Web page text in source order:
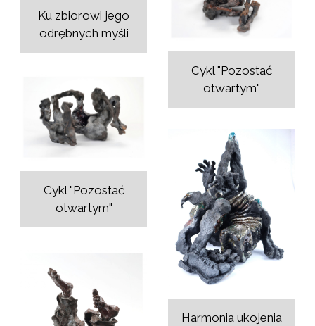
Ku zbiorowi jego
odrębnych myśli
Cykl "Pozostać
otwartym"
Cykl "Pozostać
otwartym"
Harmonia ukojenia